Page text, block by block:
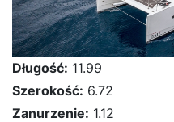
Długość: 11.99
Szerokość: 6.72
Zanurzenie: 1.12